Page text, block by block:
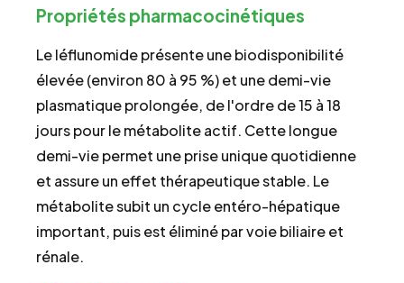
Propriétés pharmacocinétiques
Le léflunomide présente une biodisponibilité
élevée (environ 80 à 95 %) et une demi-vie
plasmatique prolongée, de l'ordre de 15 à 18
jours pour le métabolite actif. Cette longue
demi-vie permet une prise unique quotidienne
et assure un effet thérapeutique stable. Le
métabolite subit un cycle entéro-hépatique
important, puis est éliminé par voie biliaire et
rénale.